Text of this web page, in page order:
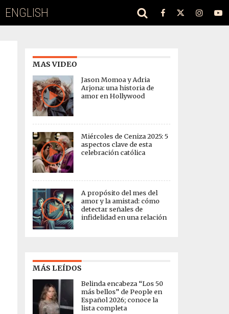
ENGLISH
MAS VIDEO
Jason Momoa y Adria
Arjona: una historia de
amor en Hollywood
Miércoles de Ceniza 2025: 5
aspectos clave de esta
celebración católica
A propósito del mes del
amor y la amistad: cómo
detectar señales de
infidelidad en una relación
MÁS LEÍDOS
Belinda encabeza “Los 50
más bellos” de People en
Español 2026; conoce la
lista completa